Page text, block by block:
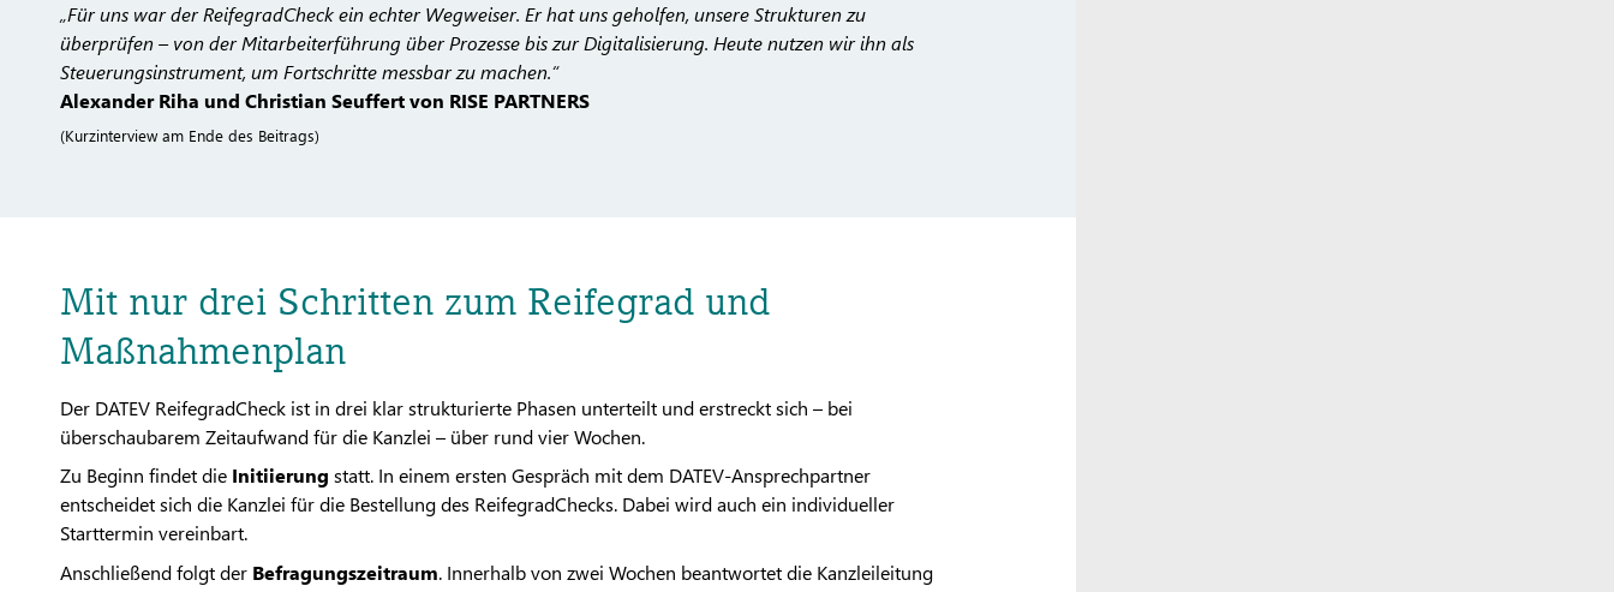
„Für uns war der ReifegradCheck ein echter Wegweiser. Er hat uns geholfen, unsere Strukturen zu
überprüfen – von der Mitarbeiterführung über Prozesse bis zur Digitalisierung. Heute nutzen wir ihn als
Steuerungsinstrument, um Fortschritte messbar zu machen.“
Alexander Riha und Christian Seuffert von RISE PARTNERS
(Kurzinterview am Ende des Beitrags)
Mit nur drei Schritten zum Reifegrad und
Maßnahmenplan
Der DATEV ReifegradCheck ist in drei klar strukturierte Phasen unterteilt und erstreckt sich – bei
überschaubarem Zeitaufwand für die Kanzlei – über rund vier Wochen.
Zu Beginn findet die Initiierung statt. In einem ersten Gespräch mit dem DATEV-Ansprechpartner
entscheidet sich die Kanzlei für die Bestellung des ReifegradChecks. Dabei wird auch ein individueller
Starttermin vereinbart.
Anschließend folgt der Befragungszeitraum. Innerhalb von zwei Wochen beantwortet die Kanzleileitung